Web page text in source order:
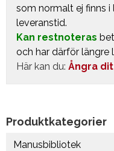
som normalt ej finns
leveranstid.
Kan restnoteras
och har därför längre
Här kan du: Ångra
Produktkategorier
Manusbibliotek